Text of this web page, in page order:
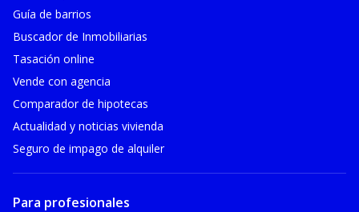
Guía de barrios
Buscador de Inmobiliarias
Tasación online
Vende con agencia
Comparador de hipotecas
Actualidad y noticias vivienda
Seguro de impago de alquiler
Para profesionales